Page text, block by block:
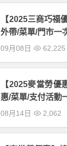
【2025三商巧福
外帶/菜單/門市一
09月08日 62,225
【2025麥當勞優
惠/菜單/支付活動
08月14日 2,062